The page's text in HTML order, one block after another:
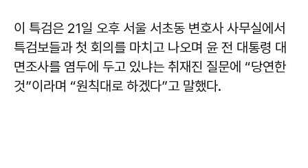
이 특검은 21일 오후 서울 서초동 변호사 사무실에서
특검보들과 첫 회의를 마치고 나오며 윤 전 대통령 대
면조사를 염두에 두고 있냐는 취재진 질문에 “당연한
것”이라며 “원칙대로 하겠다”고 말했다.